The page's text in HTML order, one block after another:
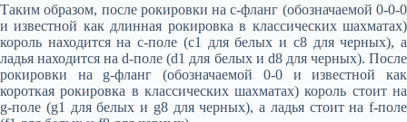
Таким образом, после рокировки на с-фланг (обозначаемой 0-0-0
и известной как длинная рокировка в классических шахматах)
король находится на с-поле (c1 для белых и с8 для черных), а
ладья находится на d-поле (d1 для белых и d8 для черных). После
рокировки на g-фланг (обозначаемой 0-0 и известной как
короткая рокировка в классических шахматах) король стоит на
g-поле (g1 для белых и g8 для черных), а ладья стоит на f-поле